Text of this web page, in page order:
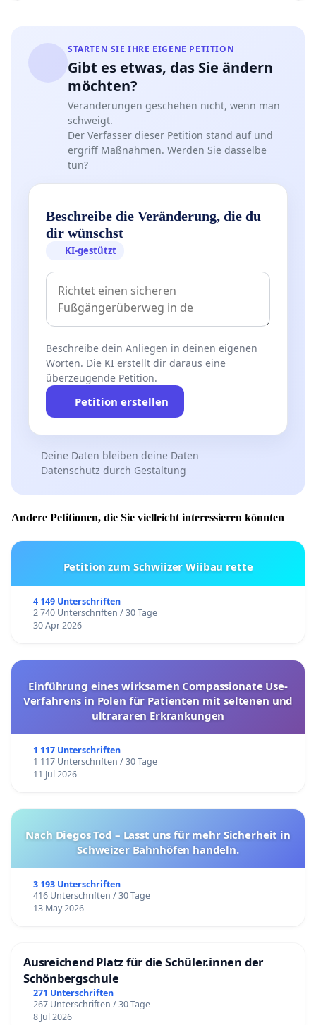
STARTEN SIE IHRE EIGENE PETITION
Gibt es etwas, das Sie ändern
möchten?
Veränderungen geschehen nicht, wenn man
schweigt.
Der Verfasser dieser Petition stand auf und
ergriff Maßnahmen. Werden Sie dasselbe
tun?
Beschreibe die Veränderung, die du
dir wünschst
KI-gestützt
Beschreibe dein Anliegen in deinen eigenen
Worten. Die KI erstellt dir daraus eine
überzeugende Petition.
Petition erstellen
Deine Daten bleiben deine Daten
Datenschutz durch Gestaltung
Andere Petitionen, die Sie vielleicht interessieren könnten
Petition zum Schwiizer Wiibau rette
4 149 Unterschriften
2 740 Unterschriften / 30 Tage
30 Apr 2026
Einführung eines wirksamen Compassionate Use-
Verfahrens in Polen für Patienten mit seltenen und
ultrararen Erkrankungen
1 117 Unterschriften
1 117 Unterschriften / 30 Tage
11 Jul 2026
Nach Diegos Tod – Lasst uns für mehr Sicherheit in
Schweizer Bahnhöfen handeln.
3 193 Unterschriften
416 Unterschriften / 30 Tage
13 May 2026
Ausreichend Platz für die Schüler.innen der
Schönbergschule
271 Unterschriften
267 Unterschriften / 30 Tage
8 Jul 2026